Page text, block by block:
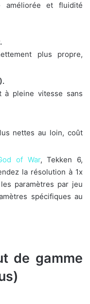
améliorée et fluidité
plus propre,
à pleine vitesse sans
nettes au loin, coût
of War, Tekken 6,
la résolution à 1x
paramètres par jeu
spécifiques au
de gamme